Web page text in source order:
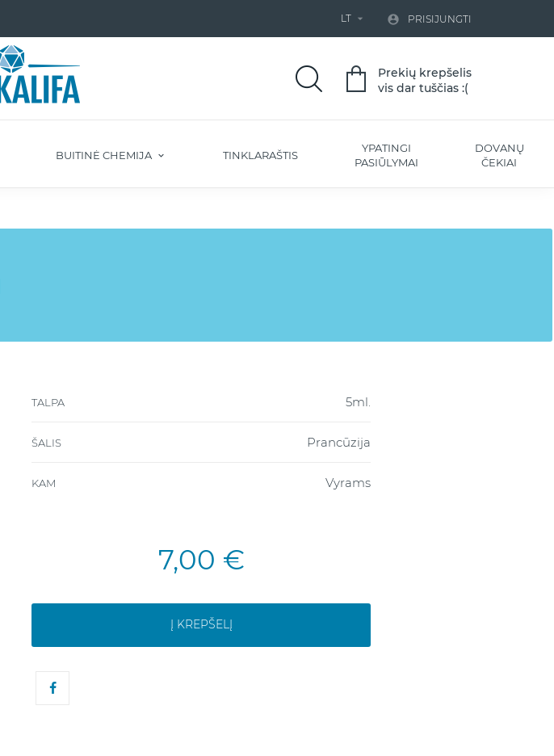
LT   PRISIJUNGTI
Prekių krepšelis
vis dar tuščias :(
BUITINĖ CHEMIJA TINKLARAŠTIS
YPATINGI
PASIŪLYMAI
DOVANŲ
ČEKIAI
TALPA 5ml.
ŠALIS Prancūzija
KAM Vyrams
7,00 €
Į KREPŠELĮ